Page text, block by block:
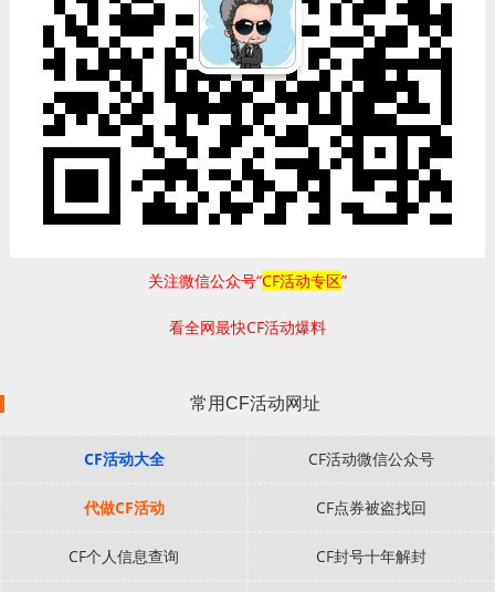
关注微信公众号“CF活动专区”
看全网最快CF活动爆料
常用CF活动网址
CF活动大全 CF活动微信公众号
代做CF活动 CF点券被盗找回
CF个人信息查询 CF封号十年解封